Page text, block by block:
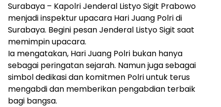
Surabaya – Kapolri Jenderal Listyo Sigit Prabowo
menjadi inspektur upacara Hari Juang Polri di
Surabaya. Begini pesan Jenderal Listyo Sigit saat
memimpin upacara.
Ia mengatakan, Hari Juang Polri bukan hanya
sebagai peringatan sejarah. Namun juga sebagai
simbol dedikasi dan komitmen Polri untuk terus
mengabdi dan memberikan pengabdian terbaik
bagi bangsa.